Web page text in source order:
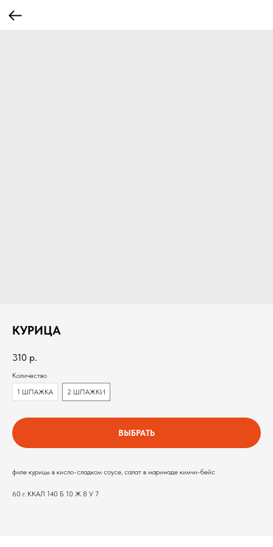
КУРИЦА
310 р.
Количество
1 ШПАЖКА
2 ШПАЖКИ
ВЫБРАТЬ
филе курицы в кисло-сладком соусе, салат в маринаде кимчи-бейс
60 г. ККАЛ 140 Б 10 Ж 8 У 7